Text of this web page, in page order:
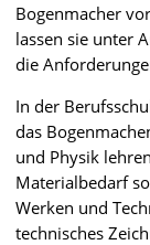
Bogenmacher
lassen sie unter
die
In der
das
und Physik
Materialbedarf
Werken und
technisches